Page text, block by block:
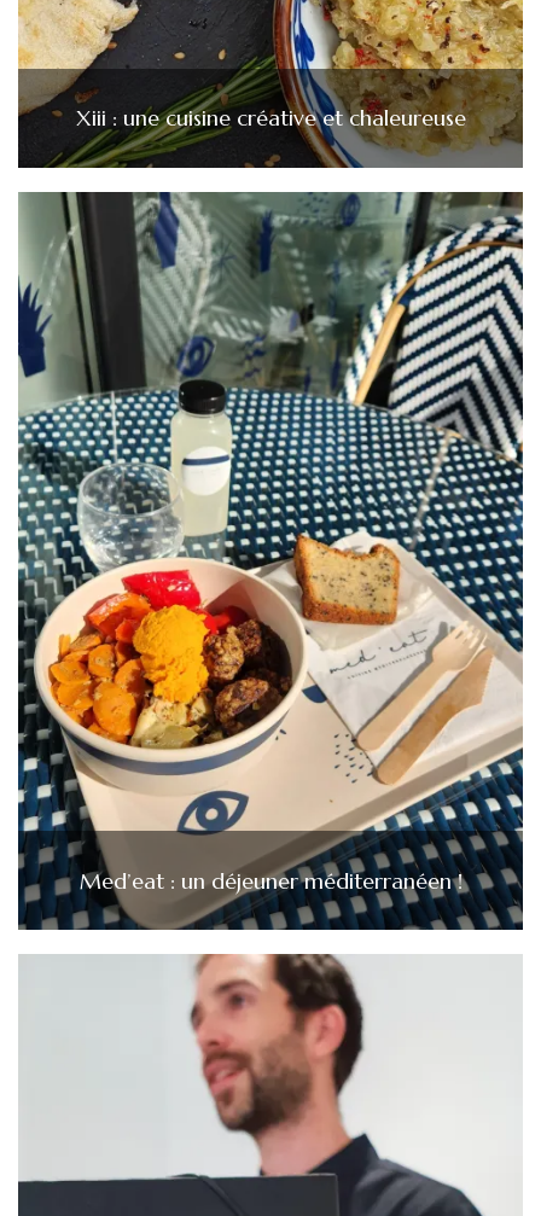
Xiii : une cuisine créative et chaleureuse
Med’eat : un déjeuner méditerranéen !